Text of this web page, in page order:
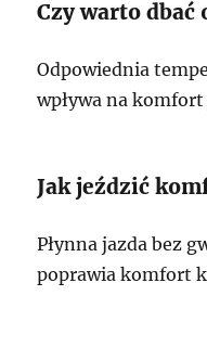
Czy warto dbać
Odpowiednia
wpływa na
Jak jeździć
Płynna jazda bez
poprawia komfort